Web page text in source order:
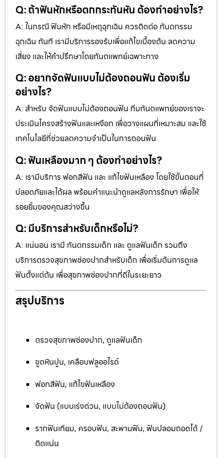
Q: ถ้าฟันหักหรือตกกระทันหัน ต้องทำอย่างไร?
A: ในกรณี ฟันหัก หรือมีเหตุฉุกเฉิน ควรติดต่อ ทันตกรรม
ฉุกเฉิน ทันที เรามีบริการรองรับเพื่อแก้ไขเบื้องต้น ลดความ
เสี่ยง และให้คำปรึกษาโดยทันตแพทย์เฉพาะทาง
Q: อยากจัดฟันแบบไม่ต้องถอนฟัน ต้องเริ่ม
อย่างไร?
A: สำหรับ จัดฟันแบบไม่ต้องถอนฟัน ทีมทันตแพทย์ของเราจะ
ประเมินโครงสร้างฟันและเหงือก เพื่อวางแผนที่เหมาะสม และใช้
เทคโนโลยีที่ช่วยลดความจำเป็นในการถอนฟัน
Q: ฟันเหลืองมาก ๆ ต้องทำอย่างไร?
A: เรามีบริการ ฟอกสีฟัน และ แก้ไขฟันเหลือง โดยใช้ขั้นตอนที่
ปลอดภัยและได้ผล พร้อมคำแนะนำดูแลหลังการรักษา เพื่อให้
รอยยิ้มของคุณสว่างขึ้น
Q: มีบริการสำหรับเด็กหรือไม่?
A: แน่นอน เรามี ทันตกรรมเด็ก และ ดูแลฟันเด็ก รวมถึง
บริการตรวจสุขภาพช่องปากสำหรับเด็ก เพื่อเริ่มต้นการดูแล
ฟันตั้งแต่ต้น เพื่อสุขภาพช่องปากที่ดีในระยะยาว
สรุปบริการ
ตรวจสุขภาพช่องปาก, ดูแลฟันเด็ก
ขูดหินปูน, เคลือบฟลูออไรด์
ฟอกสีฟัน, แก้ไขฟันเหลือง
จัดฟัน (แบบเร่งด่วน, แบบไม่ต้องถอนฟัน)
รากฟันเทียม, ครอบฟัน, สะพานฟัน, ฟันปลอมถอดได้ /
ติดแน่น